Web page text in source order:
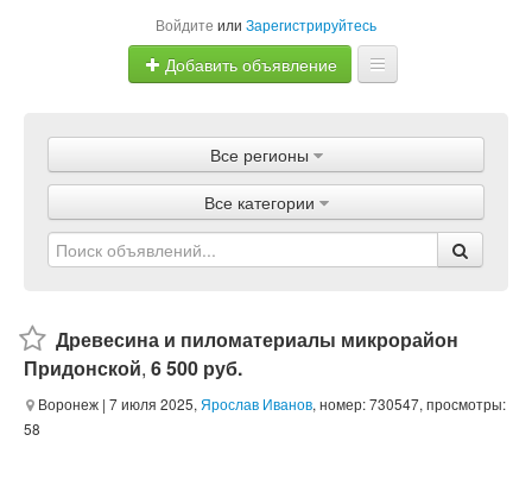
Войдите или Зарегистрируйтесь
Добавить объявление
Объявления
Магазины
Услуги
Все регионы
Все категории
Древесина и пиломатериалы микрорайон
Придонской, 6 500 руб.
Воронеж | 7 июля 2025, Ярослав Иванов, номер: 730547, просмотры:
58